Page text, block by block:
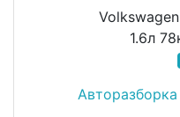
1.6л